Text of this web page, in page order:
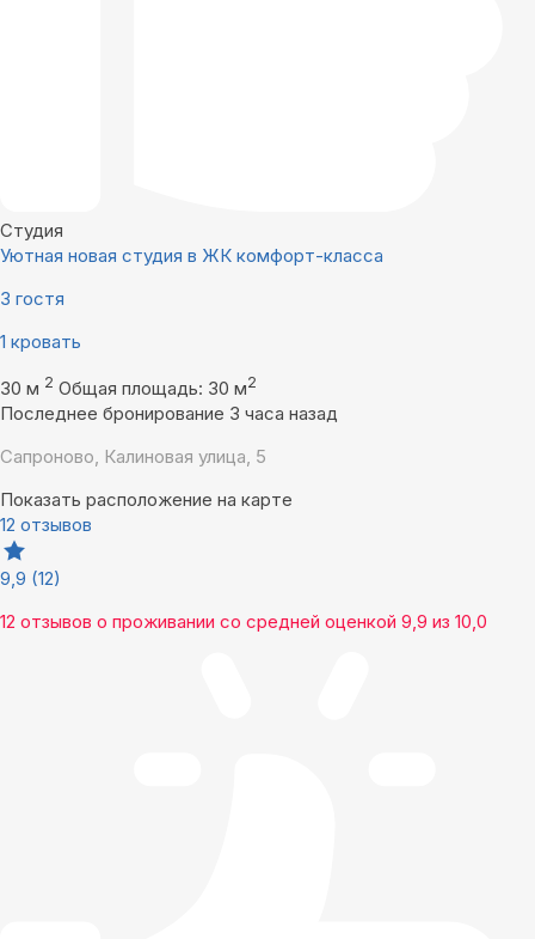
Студия
Уютная новая студия в ЖК комфорт-класса
3 гостя
1 кровать
30 м 2 Общая площадь: 30 м2
Последнее бронирование 3 часа назад
Сапроново, Калиновая улица, 5
Показать расположение на карте
12 отзывов
9,9 (12)
12 отзывов о проживании со средней оценкой 9,9 из 10,0